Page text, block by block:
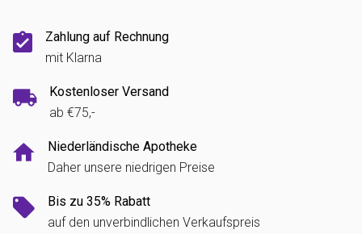
Zahlung auf Rechnung
mit Klarna
Kostenloser Versand
ab €75,-
Niederländische Apotheke
Daher unsere niedrigen Preise
Bis zu 35% Rabatt
auf den unverbindlichen Verkaufspreis